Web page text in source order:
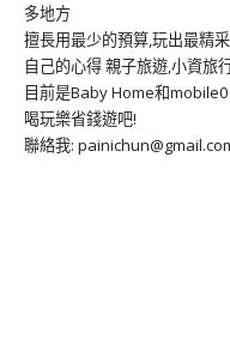
多地方
擅長用最少的預算,玩出最精
自己的心得 親子旅遊,小資旅
目前是Baby Home和
喝玩樂省錢遊吧!
聯絡我: